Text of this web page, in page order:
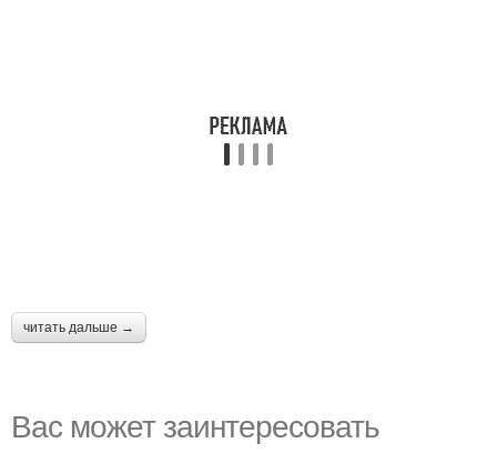
читать дальше →
Вас может заинтересовать